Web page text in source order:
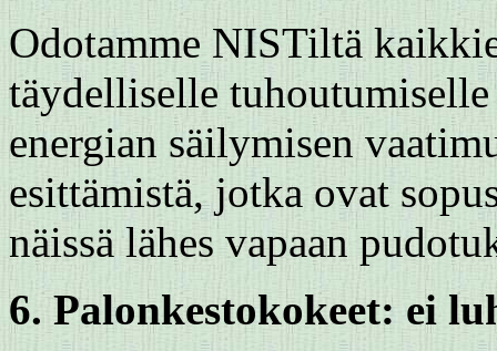
Odotamme NISTiltä
täydelliselle
energian säilymisen
esittämistä, jotka ovat
näissä lähes vapaan
6. Palonkestokokeet: ei